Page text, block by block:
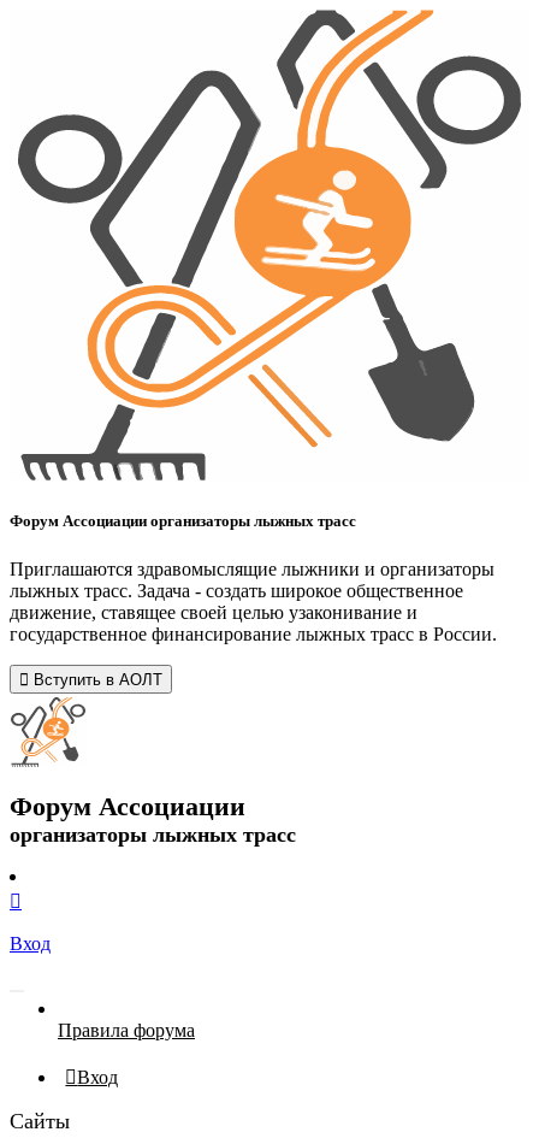
Форум Ассоциации организаторы лыжных трасс
Приглашаются здравомыслящие лыжники и организаторы
лыжных трасс. Задача - создать широкое общественное
движение, ставящее своей целью узаконивание и
государственное финансирование лыжных трасс в России.
Вступить в АОЛТ
Форум Ассоциации
организаторы лыжных трасс
Вход
Правила форума
Вход
Сайты